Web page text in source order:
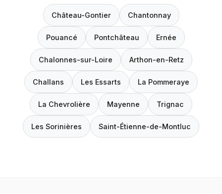
Château-Gontier Chantonnay
Pouancé Pontchâteau Ernée
Chalonnes-sur-Loire Arthon-en-Retz
Challans Les Essarts La Pommeraye
La Chevrolière Mayenne Trignac
Les Sorinières Saint-Étienne-de-Montluc